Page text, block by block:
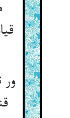
ور